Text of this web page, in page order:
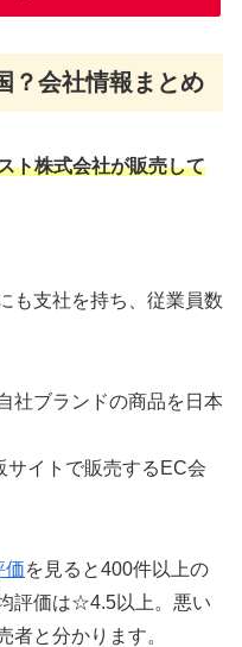
？会社情報まとめ
ト株式会社が販売して
も支社を持ち、従業員数
社ブランドの商品を日本
サイトで販売するEC会
価を見ると400件以上の
評価は☆4.5以上。悪い
者と分かります。